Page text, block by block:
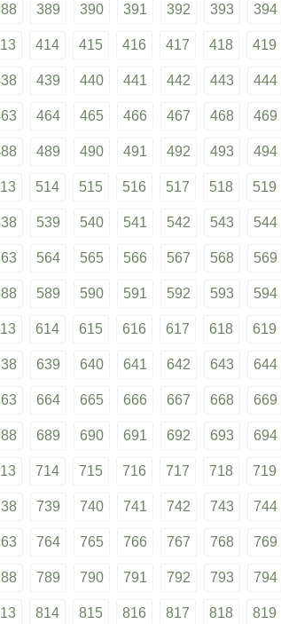
389 390 391 392 393 394
414 415 416 417 418 419
439 440 441 442 443 444
464 465 466 467 468 469
489 490 491 492 493 494
514 515 516 517 518 519
539 540 541 542 543 544
564 565 566 567 568 569
589 590 591 592 593 594
614 615 616 617 618 619
639 640 641 642 643 644
664 665 666 667 668 669
689 690 691 692 693 694
714 715 716 717 718 719
739 740 741 742 743 744
764 765 766 767 768 769
789 790 791 792 793 794
814 815 816 817 818 819